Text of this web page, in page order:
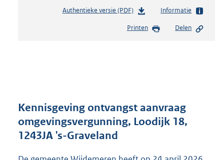
Authentieke versie (PDF)b
s
r
o
e
Informatie
Printen Delen
Kennisgeving ontvangst aanvraag
omgevingsvergunning, Loodijk 18,
1243JA 's-Graveland